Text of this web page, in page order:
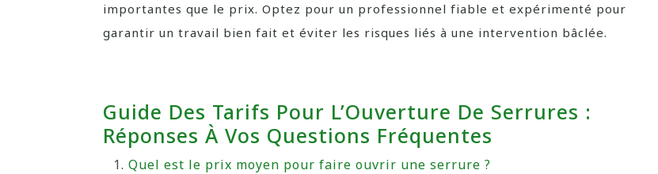
importantes que le prix. Optez pour un professionnel fiable et expérimenté pour
garantir un travail bien fait et éviter les risques liés à une intervention bâclée.
Guide Des Tarifs Pour L’Ouverture De Serrures :
Réponses À Vos Questions Fréquentes
Quel est le prix moyen pour faire ouvrir une serrure ?